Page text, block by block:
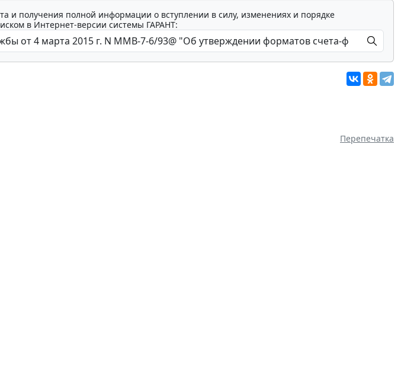
и получения полной информации о вступлении в силу, изменениях и порядке
в Интернет-версии системы ГАРАНТ:
Перепечатка